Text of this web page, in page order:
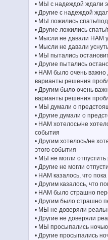
• МЫ с надеждой ждали
• Другие с надеждой
• МЫ ложились спать/
• Другие ложились
• Мысли не давали НАМ
• Мысли не давали
• МЫ пытались
• Другие пытались
• НАМ было очень важно
варианты решения
• Другим было очень
варианты решения
• МЫ думали о
• Другие думали о
• НАМ хотелось/не
события
• Другим хотелось/не
этого события
• МЫ не могли отпустить
• Другие не могли
• НАМ казалось, что
• Другим казалось, что
• НАМ было страшно
• Другим было страшно
• МЫ не доверяли
• Другие не доверяли
• МЫ просыпались
• Другие просыпались